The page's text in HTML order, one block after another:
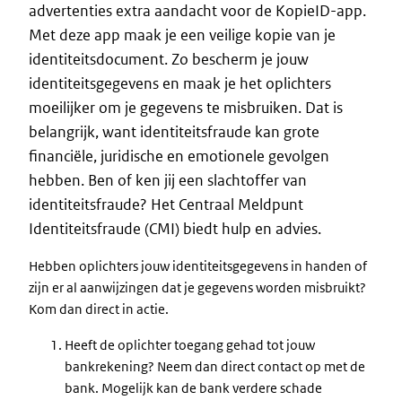
advertenties extra aandacht voor de KopieID-app.
Met deze app maak je een veilige kopie van je
identiteitsdocument. Zo bescherm je jouw
identiteitsgegevens en maak je het oplichters
moeilijker om je gegevens te misbruiken. Dat is
belangrijk, want identiteitsfraude kan grote
financiële, juridische en emotionele gevolgen
hebben. Ben of ken jij een slachtoffer van
identiteitsfraude? Het Centraal Meldpunt
Identiteitsfraude (CMI) biedt hulp en advies.
Hebben oplichters jouw identiteitsgegevens in handen of
zijn er al aanwijzingen dat je gegevens worden misbruikt?
Kom dan direct in actie.
Heeft de oplichter toegang gehad tot jouw
bankrekening? Neem dan direct contact op met de
bank. Mogelijk kan de bank verdere schade